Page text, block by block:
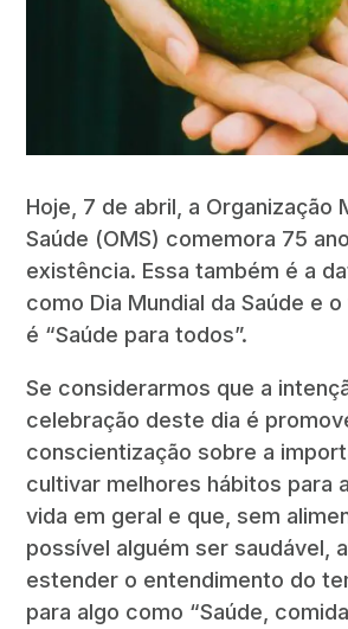
Hoje, 7 de abril, a Organização
Saúde (OMS) comemora 75
existência. Essa também é a
como Dia Mundial da Saúde e
é “Saúde para todos”.
Se considerarmos que a
celebração deste dia é
conscientização sobre a
cultivar melhores hábitos para
vida em geral e que, sem
possível alguém ser saudável,
estender o entendimento do
para algo como “Saúde,